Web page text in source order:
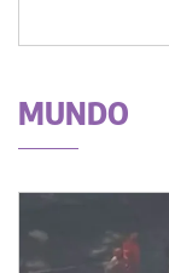
MUNDO